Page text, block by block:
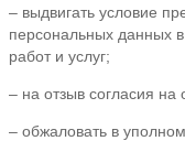
– выдвигать условие
персональных данных
работ и услуг;
– на отзыв согласия
– обжаловать в